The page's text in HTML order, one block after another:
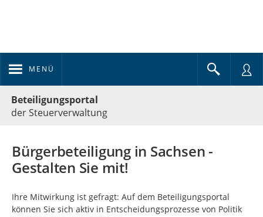
MENÜ
Beteiligungsportal
der Steuerverwaltung
Bürgerbeteiligung in Sachsen -
Gestalten Sie mit!
Ihre Mitwirkung ist gefragt: Auf dem Beteiligungsportal
können Sie sich aktiv in Entscheidungsprozesse von Politik